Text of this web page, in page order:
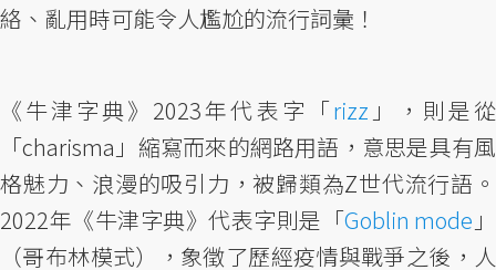
絡、亂用時可能令人尷尬的流行詞彙！
《牛津字典》2023年代表字「rizz 」，則是從
「charisma」縮寫而來的網路用語，意思是具有風
格魅力、浪漫的吸引力，被歸類為Z世代流行語。
2022年《牛津字典》代表字則是「Goblin mode 」
（哥布林模式），象徵了歷經疫情與戰爭之後，人